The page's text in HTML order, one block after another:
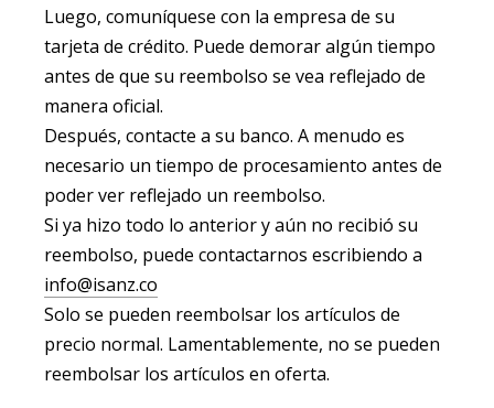
Luego, comuníquese con la empresa de su
tarjeta de crédito. Puede demorar algún tiempo
antes de que su reembolso se vea reflejado de
manera oficial.
Después, contacte a su banco. A menudo es
necesario un tiempo de procesamiento antes de
poder ver reflejado un reembolso.
Si ya hizo todo lo anterior y aún no recibió su
reembolso, puede contactarnos escribiendo a
info@isanz.co
Solo se pueden reembolsar los artículos de
precio normal. Lamentablemente, no se pueden
reembolsar los artículos en oferta.